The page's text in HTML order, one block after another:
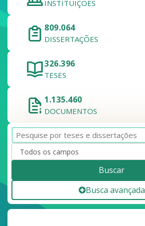
INSTITUIÇÕES
809.064
DISSERTAÇÕES
326.396
TESES
1.135.460
DOCUMENTOS
Buscar
Busca avançada